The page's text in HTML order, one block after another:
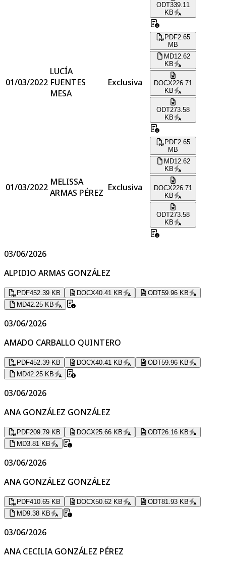
ODT339.11
KB
01/03/2022
LUCÍA
FUENTES
MESA
Exclusiva
PDF2.65
MB
MD12.62
KB
DOCX226.71
KB
ODT273.58
KB
01/03/2022 MELISSA
ARMAS PÉREZ Exclusiva
PDF2.65
MB
MD12.62
KB
DOCX226.71
KB
ODT273.58
KB
03/06/2026
ALPIDIO ARMAS GONZÁLEZ
PDF452.39 KB DOCX40.41 KB ODT59.96 KB
MD42.25 KB
03/06/2026
AMADO CARBALLO QUINTERO
PDF452.39 KB DOCX40.41 KB ODT59.96 KB
MD42.25 KB
03/06/2026
ANA GONZÁLEZ GONZÁLEZ
PDF209.79 KB DOCX25.66 KB ODT26.16 KB
MD3.81 KB
03/06/2026
ANA GONZÁLEZ GONZÁLEZ
PDF410.65 KB DOCX50.62 KB ODT81.93 KB
MD9.38 KB
03/06/2026
ANA CECILIA GONZÁLEZ PÉREZ